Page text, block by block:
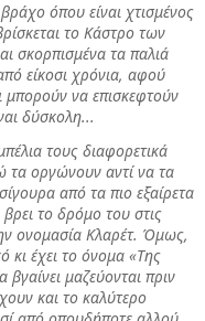
όπου είναι χτισμένος
το Κάστρο των
σκορπισμένα τα παλιά
είκοσι χρόνια, αφού
μπορούν να επισκεφτούν
δύσκολη...
τους διαφορετικά
τα οργώνουν αντί να τα
από τα πιο εξαίρετα
το δρόμο του στις
ονομασία Κλαρέτ. Όμως,
κι έχει το όνομα «Της
μαζεύονται πριν
και το καλύτερο